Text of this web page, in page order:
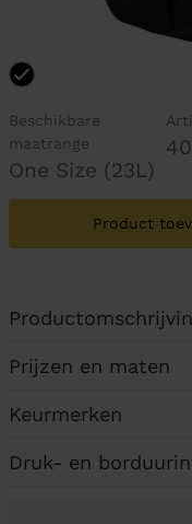
Beschikbare
maatrange
One Size (23L)
Product
Prijzen en maten
Keurmerken
Druk- en